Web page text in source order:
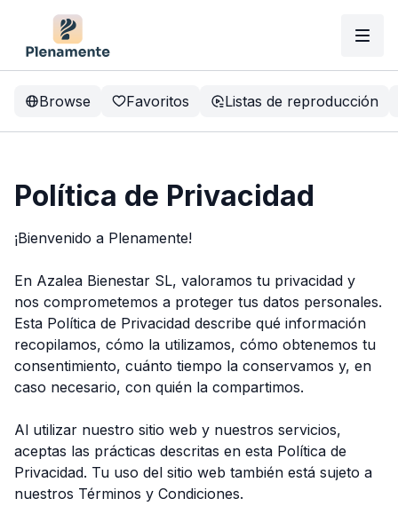
Browse Favoritos Listas de reproducción
Política de Privacidad
¡Bienvenido a Plenamente!
En Azalea Bienestar SL, valoramos tu privacidad y
nos comprometemos a proteger tus datos personales.
Esta Política de Privacidad describe qué información
recopilamos, cómo la utilizamos, cómo obtenemos tu
consentimiento, cuánto tiempo la conservamos y, en
caso necesario, con quién la compartimos.
Al utilizar nuestro sitio web y nuestros servicios,
aceptas las prácticas descritas en esta Política de
Privacidad. Tu uso del sitio web también está sujeto a
nuestros Términos y Condiciones.